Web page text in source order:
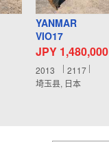
YANMAR
VIO17
JPY 1,480,000
2013
2117
埼玉县, 日本